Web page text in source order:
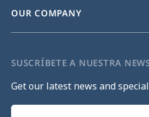
OUR COMPANY
SUSCRÍBETE A NUESTRA
Get our latest news and